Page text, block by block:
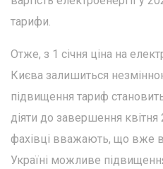
тарифи.
Отже, з 1 січня ціна на
Києва залишиться
підвищення тариф
діяти до завершення квітня
фахівці вважають, що вже
Україні можливе